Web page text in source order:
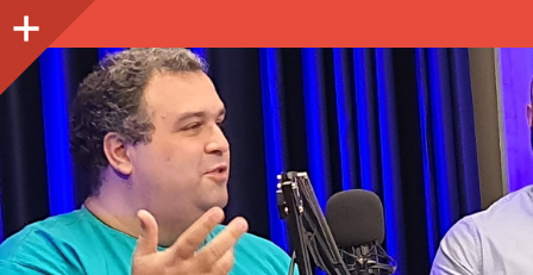
Lateral